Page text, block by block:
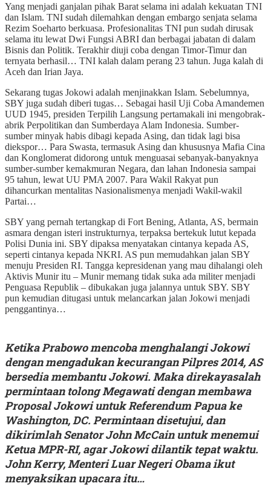
Yang menjadi ganjalan pihak Barat selama ini adalah kekuatan TNI
dan Islam. TNI sudah dilemahkan dengan embargo senjata selama
Rezim Soeharto berkuasa. Profesionalitas TNI pun sudah dirusak
selama itu lewat Dwi Fungsi ABRI dan berbagai jabatan di dalam
Bisnis dan Politik. Terakhir diuji coba dengan Timor-Timur dan
ternyata berhasil… TNI kalah dalam perang 23 tahun. Juga kalah di
Aceh dan Irian Jaya.
Sekarang tugas Jokowi adalah menjinakkan Islam. Sebelumnya,
SBY juga sudah diberi tugas… Sebagai hasil Uji Coba Amandemen
UUD 1945, presiden Terpilih Langsung pertamakali ini mengobrak-
abrik Perpolitikan dan Sumberdaya Alam Indonesia. Sumber-
sumber minyak habis dibagi kepada Asing, dan tidak lagi bisa
diekspor… Para Swasta, termasuk Asing dan khususnya Mafia Cina
dan Konglomerat didorong untuk menguasai sebanyak-banyaknya
sumber-sumber kemakmuran Negara, dan lahan Indonesia sampai
95 tahun, lewat UU PMA 2007. Para Wakil Rakyat pun
dihancurkan mentalitas Nasionalismenya menjadi Wakil-wakil
Partai…
SBY yang pernah tertangkap di Fort Bening, Atlanta, AS, bermain
asmara dengan isteri instrukturnya, terpaksa bertekuk lutut kepada
Polisi Dunia ini. SBY dipaksa menyatakan cintanya kepada AS,
seperti cintanya kepada NKRI. AS pun memudahkan jalan SBY
menuju Presiden RI. Tangga kepresidenan yang mau dihalangi oleh
Aktivis Munir itu – Munir memang tidak suka ada militer menjadi
Penguasa Republik – dibukakan juga jalannya untuk SBY. SBY
pun kemudian ditugasi untuk melancarkan jalan Jokowi menjadi
penggantinya…
Ketika Prabowo mencoba menghalangi Jokowi
dengan mengadukan kecurangan Pilpres 2014, AS
bersedia membantu Jokowi. Maka direkayasalah
permintaan tolong Megawati dengan membawa
Proposal Jokowi untuk Referendum Papua ke
Washington, DC. Permintaan disetujui, dan
dikirimlah Senator John McCain untuk menemui
Ketua MPR-RI, agar Jokowi dilantik tepat waktu.
John Kerry, Menteri Luar Negeri Obama ikut
menyaksikan upacara itu…